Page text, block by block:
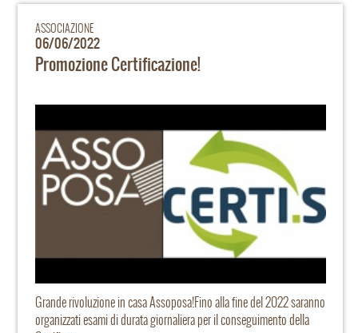
ASSOCIAZIONE
06/06/2022
Promozione Certificazione!
Grande rivoluzione in casa Assoposa!Fino alla fine del 2022 saranno
organizzati esami di durata giornaliera per il conseguimento della